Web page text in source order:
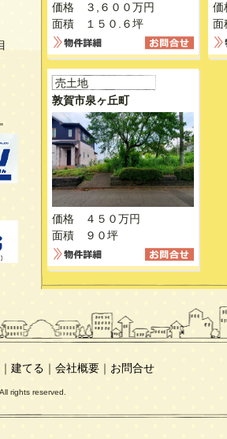
価格 ３,６００万円
面積 １５０.６坪
価
面
売土地
敦賀市泉ヶ丘町
価格 ４５０万円
面積 ９０坪
｜ 建てる ｜ 会社概要 ｜ お問合せ
rights reserved.